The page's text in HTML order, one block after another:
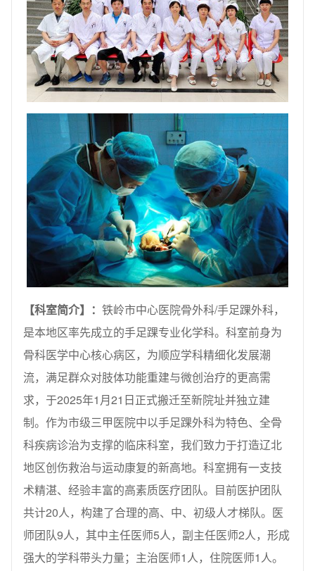
【科室简介】： 铁岭市中心医院骨外科/手足踝外科，
是本地区率先成立的手足踝专业化学科。科室前身为
骨科医学中心核心病区，为顺应学科精细化发展潮
流，满足群众对肢体功能重建与微创治疗的更高需
求，于2025年1月21日正式搬迁至新院址并独立建
制。作为市级三甲医院中以手足踝外科为特色、全骨
科疾病诊治为支撑的临床科室，我们致力于打造辽北
地区创伤救治与运动康复的新高地。科室拥有一支技
术精湛、经验丰富的高素质医疗团队。目前医护团队
共计20人，构建了合理的高、中、初级人才梯队。医
师团队9人，其中主任医师5人，副主任医师2人，形成
强大的学科带头力量；主治医师1人，住院医师1人。